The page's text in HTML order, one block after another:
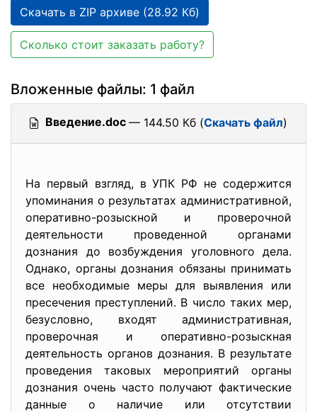
Скачать в ZIP архиве (28.92 Кб)
Сколько стоит заказать работу?
Вложенные файлы: 1 файл
Введение.doc — 144.50 Кб (Скачать файл)
На первый взгляд, в УПК РФ не содержится
упоминания о результатах административной,
оперативно-розыскной и проверочной
деятельности проведенной органами
дознания до возбуждения уголовного дела.
Однако, органы дознания обязаны принимать
все необходимые меры для выявления или
пресечения преступлений. В число таких мер,
безусловно, входят административная,
проверочная и оперативно-розыскная
деятельность органов дознания. В результате
проведения таковых мероприятий органы
дознания очень часто получают фактические
данные о наличие или отсутствии